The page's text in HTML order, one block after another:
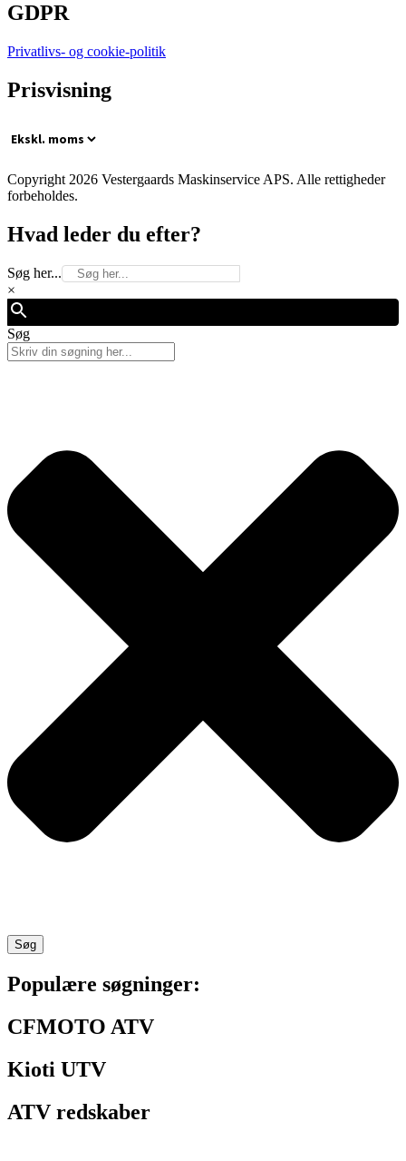
GDPR
Privatlivs- og cookie-politik
Prisvisning
Copyright 2026 Vestergaards Maskinservice APS. Alle rettigheder
forbeholdes.
Hvad leder du efter?
Søg her...
×
Søg
Søg
Populære søgninger:
CFMOTO ATV
Kioti UTV
ATV redskaber